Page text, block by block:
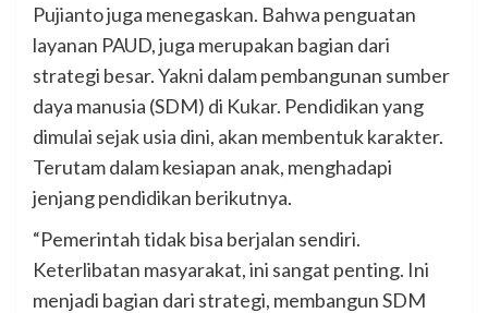
Pujianto juga menegaskan. Bahwa penguatan
layanan PAUD, juga merupakan bagian dari
strategi besar. Yakni dalam pembangunan sumber
daya manusia (SDM) di Kukar. Pendidikan yang
dimulai sejak usia dini, akan membentuk karakter.
Terutam dalam kesiapan anak, menghadapi
jenjang pendidikan berikutnya.
“Pemerintah tidak bisa berjalan sendiri.
Keterlibatan masyarakat, ini sangat penting. Ini
menjadi bagian dari strategi, membangun SDM